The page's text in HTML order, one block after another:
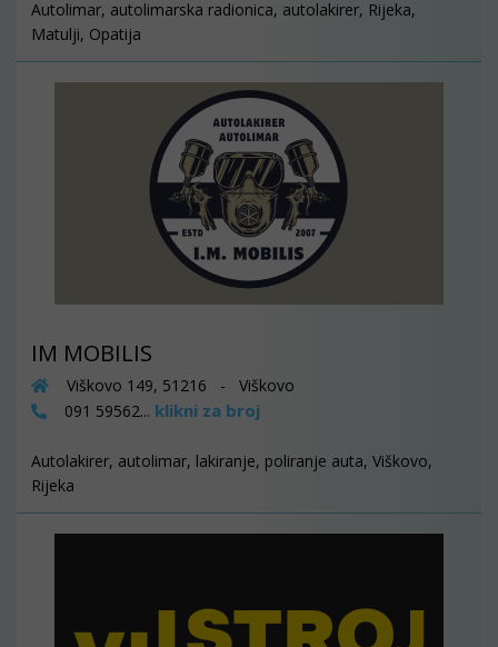
Autolimar, autolimarska radionica, autolakirer, Rijeka,
Matulji, Opatija
IM MOBILIS
Viškovo 149, 51216 - Viškovo
091 59562... klikni za broj
Autolakirer, autolimar, lakiranje, poliranje auta, Viškovo,
Rijeka